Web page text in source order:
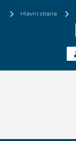
Hlavní strana